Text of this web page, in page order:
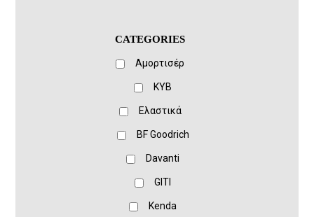
CATEGORIES
Αμορτισέρ
KYB
Ελαστικά
BF Goodrich
Davanti
GITI
Kenda